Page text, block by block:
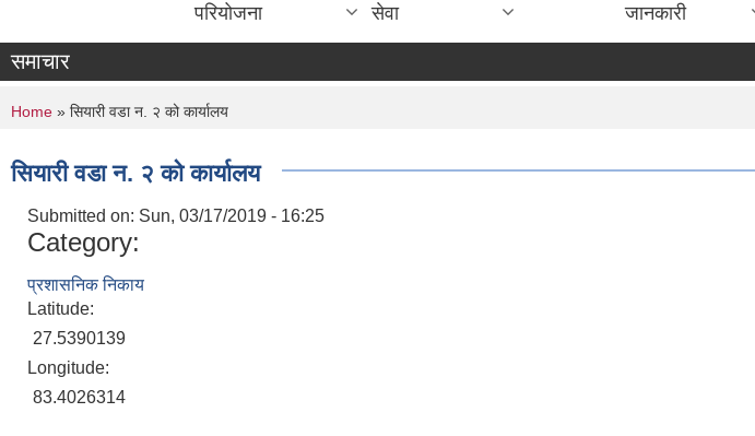
परियोजना सेवा जानकारी
समाचार
You are here
Home » सियारी वडा न. २ को कार्यालय
सियारी वडा न. २ को कार्यालय
Submitted on: Sun, 03/17/2019 - 16:25
Category:
प्रशासनिक निकाय
Latitude:
27.5390139
Longitude:
83.4026314